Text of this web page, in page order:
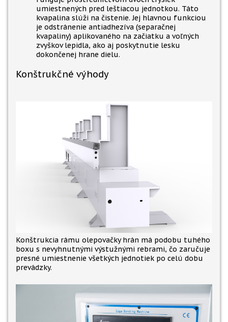
umiestnených pred leštiacou jednotkou. Táto
kvapalina slúži na čistenie. Jej hlavnou funkciou
je odstránenie antiadhezíva (separačnej
kvapaliny) aplikovaného na začiatku a voľných
zvyškov lepidla, ako aj poskytnutie lesku
dokončenej hrane dielu.
Konštrukčné výhody
Konštrukcia rámu olepovačky hrán má podobu tuhého
boxu s nevyhnutnými výstužnými rebrami, čo zaručuje
presné umiestnenie všetkých jednotiek po celú dobu
prevádzky.